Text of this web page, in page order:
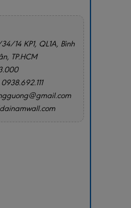
14 KP1, QL1A, Bình
TP.HCM
0938.692.111